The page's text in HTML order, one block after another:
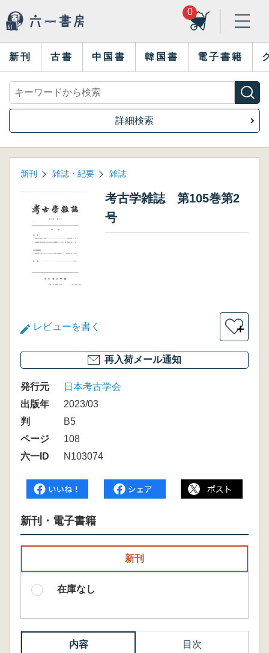
0
新刊 古書 中国書 韓国書 電子書籍
詳細検索
新刊 雑誌・紀要 雑誌
考古学雑誌 第105巻第2
号
レビューを書く ＋
再入荷メール通知
発行元
日本考古学会
出版年
2023/03
判
B5
ページ
108
六一ID
N103074
新刊・電子書籍
新刊
在庫なし
内容 目次